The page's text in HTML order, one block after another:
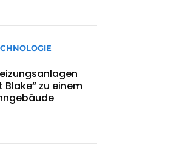
Blake“ zu einem